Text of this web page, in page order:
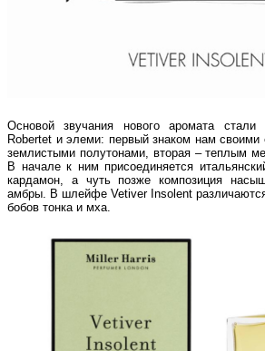
Основой звучания нового аромата стали
Robertet и элеми: первый знаком нам
землистыми полутонами, вторая – теплым
В начале к ним присоединяется
кардамон, а чуть позже композиция
амбры. В шлейфе Vetiver Insolent
бобов тонка и мха.